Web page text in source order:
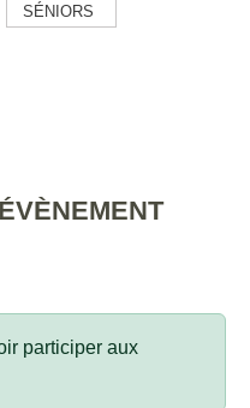
SÉNIORS
participer aux